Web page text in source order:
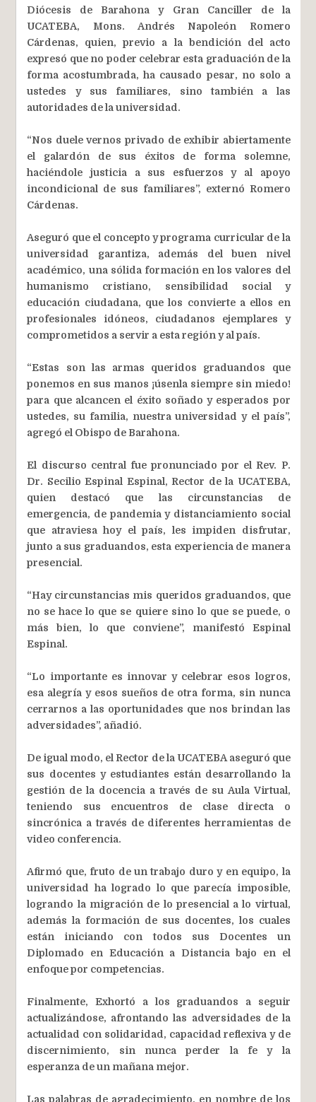
Diócesis de Barahona y Gran Canciller de la
UCATEBA, Mons. Andrés Napoleón Romero
Cárdenas, quien, previo a la bendición del acto
expresó que no poder celebrar esta graduación de la
forma acostumbrada, ha causado pesar, no solo a
ustedes y sus familiares, sino también a las
autoridades de la universidad.
“Nos duele vernos privado de exhibir abiertamente
el galardón de sus éxitos de forma solemne,
haciéndole justicia a sus esfuerzos y al apoyo
incondicional de sus familiares”, externó Romero
Cárdenas.
Aseguró que el concepto y programa curricular de la
universidad garantiza, además del buen nivel
académico, una sólida formación en los valores del
humanismo cristiano, sensibilidad social y
educación ciudadana, que los convierte a ellos en
profesionales idóneos, ciudadanos ejemplares y
comprometidos a servir a esta región y al país.
“Estas son las armas queridos graduandos que
ponemos en sus manos ¡úsenla siempre sin miedo!
para que alcancen el éxito soñado y esperados por
ustedes, su familia, nuestra universidad y el país”,
agregó el Obispo de Barahona.
El discurso central fue pronunciado por el Rev. P.
Dr. Secilio Espinal Espinal, Rector de la UCATEBA,
quien destacó que las circunstancias de
emergencia, de pandemia y distanciamiento social
que atraviesa hoy el país, les impiden disfrutar,
junto a sus graduandos, esta experiencia de manera
presencial.
“Hay circunstancias mis queridos graduandos, que
no se hace lo que se quiere sino lo que se puede, o
más bien, lo que conviene”, manifestó Espinal
Espinal.
“Lo importante es innovar y celebrar esos logros,
esa alegría y esos sueños de otra forma, sin nunca
cerrarnos a las oportunidades que nos brindan las
adversidades”, añadió.
De igual modo, el Rector de la UCATEBA aseguró que
sus docentes y estudiantes están desarrollando la
gestión de la docencia a través de su Aula Virtual,
teniendo sus encuentros de clase directa o
sincrónica a través de diferentes herramientas de
video conferencia.
Afirmó que, fruto de un trabajo duro y en equipo, la
universidad ha logrado lo que parecía imposible,
logrando la migración de lo presencial a lo virtual,
además la formación de sus docentes, los cuales
están iniciando con todos sus Docentes un
Diplomado en Educación a Distancia bajo en el
enfoque por competencias.
Finalmente, Exhortó a los graduandos a seguir
actualizándose, afrontando las adversidades de la
actualidad con solidaridad, capacidad reflexiva y de
discernimiento, sin nunca perder la fe y la
esperanza de un mañana mejor.
Las palabras de agradecimiento, en nombre de los